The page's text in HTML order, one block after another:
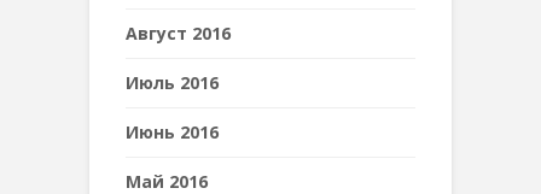
Август 2016
Июль 2016
Июнь 2016
Май 2016